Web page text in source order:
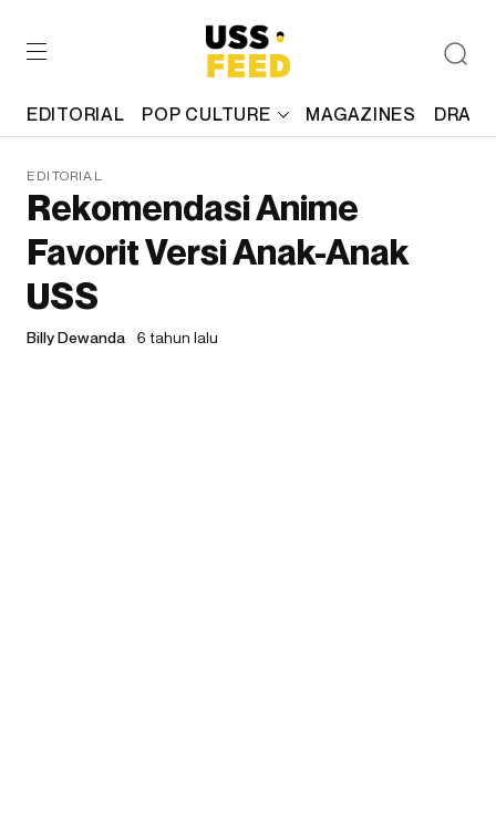
EDITORIAL POP CULTURE MAGAZINES
EDITORIAL
Rekomendasi Anime
Favorit Versi Anak-Anak
USS
Billy Dewanda 6 tahun lalu